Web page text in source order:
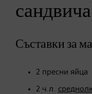
Съставки за
2 пресни яйца
2 ч.л.